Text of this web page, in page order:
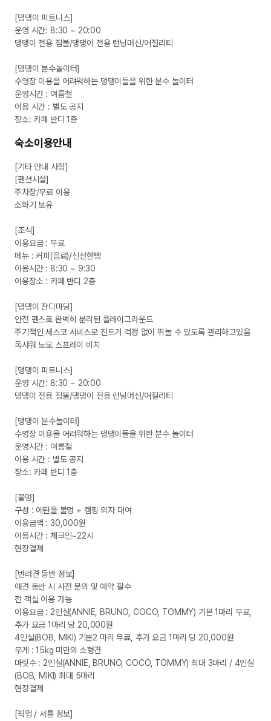
[댕댕이 피트니스]
운영 시간: 8:30 ~ 20:00
댕댕이 전용 짐볼/댕댕이 전용 런닝머신/어질리티
[댕댕이 분수놀이터]
수영장 이용을 어려워하는 댕댕이들을 위한 분수 놀이터
운영시간 : 여름철
이용 시간 : 별도 공지
장소: 카페 반디 1층
숙소이용안내
[기타 안내 사항]
[펜션시설]
주차장/무료 이용
소화기 보유
[조식]
이용요금 : 무료
메뉴 : 커피(음료)/신선한빵
이용시간 : 8:30 ~ 9:30
이용장소 : 카페 반디 2층
[댕댕이 잔디마당]
안전 펜스로 완벽히 분리된 플레이그라운드
주기적인 세스코 서비스로 진드기 걱정 없이 뛰놀 수 있도록 관리하고있음
독샤워 노모 스프레이 비치
[댕댕이 피트니스]
운영 시간: 8:30 ~ 20:00
댕댕이 전용 짐볼/댕댕이 전용 런닝머신/어질리티
[댕댕이 분수놀이터]
수영장 이용을 어려워하는 댕댕이들을 위한 분수 놀이터
운영시간 : 여름철
이용 시간 : 별도 공지
장소: 카페 반디 1층
[불멍]
구성 : 에탄올 불멍 + 캠핑 의자 대여
이용금액 : 30,000원
이용시간 : 체크인~22시
현장결제
[반려견 동반 정보]
애견 동반 시 사전 문의 및 예약 필수
전 객실 이용 가능
이용요금 : 2인실(ANNIE, BRUNO, COCO, TOMMY) 기본 1마리 무료,
추가 요금 1마리 당 20,000원
4인실(BOB, MIKI) 기본2 마리 무료, 추가 요금 1마리 당 20,000원
무게 : 15kg 미만의 소형견
마릿수 : 2인실(ANNIE, BRUNO, COCO, TOMMY) 최대 3마리 / 4인실
(BOB, MIKI) 최대 5마리
현장결제
[픽업 / 셔틀 정보]